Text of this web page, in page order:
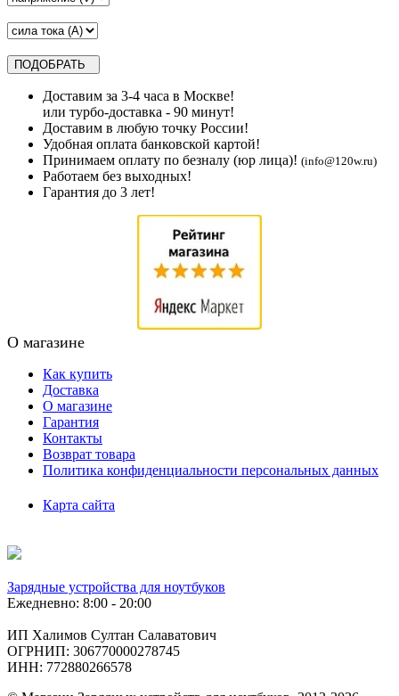
Доставим за 3-4 часа в Москве!
или турбо-доставка - 90 минут!
Доставим в любую точку России!
Удобная оплата банковской картой!
Принимаем оплату по безналу (юр лица)! (info@120w.ru)
Работаем без выходных!
Гарантия до 3 лет!
О магазине
Как купить
Доставка
О магазине
Гарантия
Контакты
Возврат товара
Политика конфиденциальности персональных данных
Карта сайта
Зарядные устройства для ноутбуков
Ежедневно: 8:00 - 20:00
ИП Халимов Султан Салаватович
ОГРНИП: 306770000278745
ИНН: 772880266578